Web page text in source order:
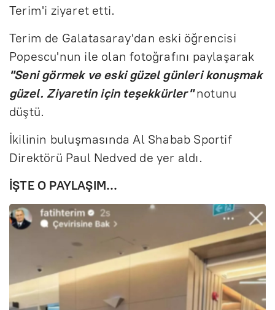
Terim'i ziyaret etti.
Terim de Galatasaray'dan eski öğrencisi
Popescu'nun ile olan fotoğrafını paylaşarak
"Seni görmek ve eski güzel günleri konuşmak
güzel. Ziyaretin için teşekkürler" notunu
düştü.
İkilinin buluşmasında Al Shabab Sportif
Direktörü Paul Nedved de yer aldı.
İŞTE O PAYLAŞIM...